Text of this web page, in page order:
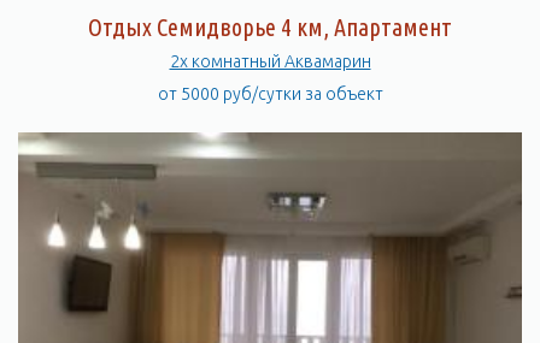
Отдых Семидворье 4 км, Апартамент
2х комнатный Аквамарин
от 5000 руб/сутки за объект